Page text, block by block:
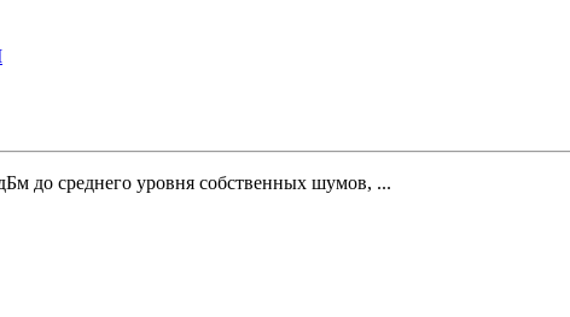
до среднего уровня собственных шумов, ...